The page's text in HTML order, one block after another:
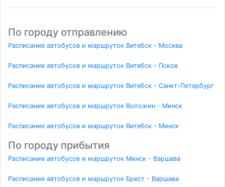
По городу отправлению
Расписание автобусов и маршруток Витебск - Москва
Расписание автобусов и маршруток Витебск - Псков
Расписание автобусов и маршруток Витебск - Санкт-Петербург
Расписание автобусов и маршруток Воложин - Минск
Расписание автобусов и маршруток Витебск - Минск
По городу прибытия
Расписание автобусов и маршруток Минск - Варшава
Расписание автобусов и маршруток Брест - Варшава